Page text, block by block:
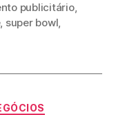
publicitário,
, super bowl,